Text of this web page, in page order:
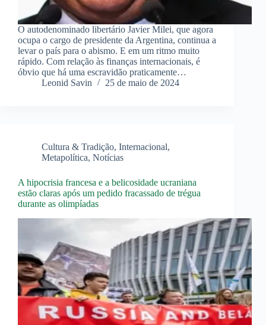
O autodenominado libertário Javier Milei, que agora
ocupa o cargo de presidente da Argentina, continua a
levar o país para o abismo. E em um ritmo muito
rápido. Com relação às finanças internacionais, é
óbvio que há uma escravidão praticamente…
Leonid Savin
25 de maio de 2024
Cultura & Tradição, Internacional,
Metapolítica, Notícias
A hipocrisia francesa e a belicosidade ucraniana
estão claras após um pedido fracassado de trégua
durante as olimpíadas